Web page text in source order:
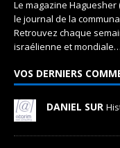
Le magazine
le journal de la
Retrouvez chaque
israélienne et mondiale…
VOS DERNIERS
DANIEL SUR